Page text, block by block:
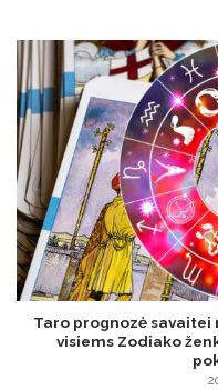
Taro prognozė savaitei
visiems Zodiako